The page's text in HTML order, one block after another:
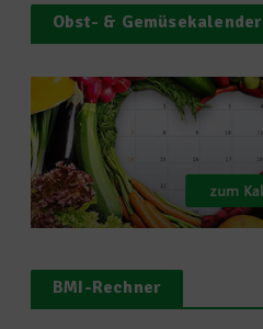
Obst- & Gemüsekalender
BMI-Rechner